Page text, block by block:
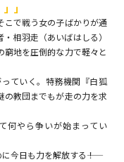
」
こで戦う女の子ばかりが通
相羽走（あいばはしる）
窮地を圧倒的な力で軽々と
ていく。特務機関『白狐
の教団までもが走の力を求
何やら争いが始まってい
今日も力を解放する――！